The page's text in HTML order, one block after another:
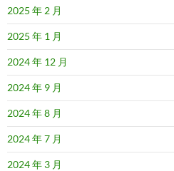
2025 年 2 月
2025 年 1 月
2024 年 12 月
2024 年 9 月
2024 年 8 月
2024 年 7 月
2024 年 3 月